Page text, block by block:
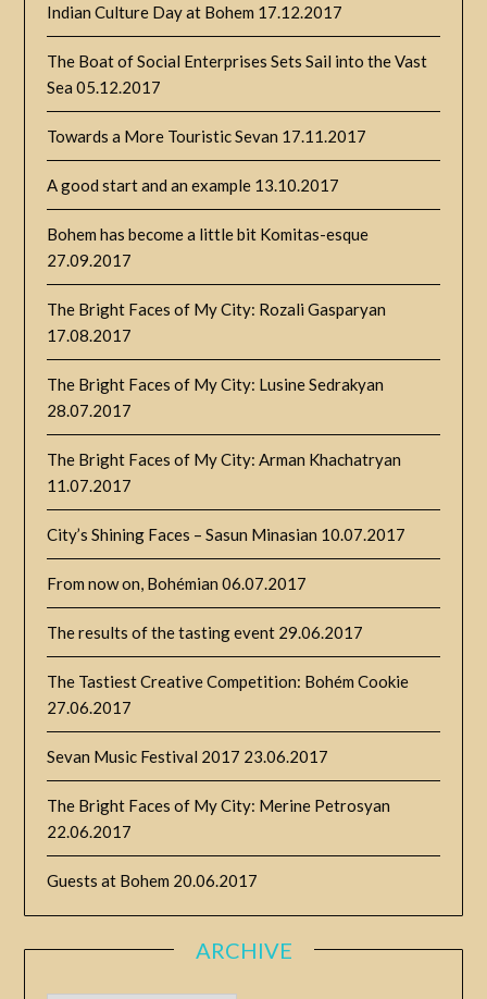
Indian Culture Day at Bohem 17.12.2017
The Boat of Social Enterprises Sets Sail into the Vast
Sea 05.12.2017
Towards a More Touristic Sevan 17.11.2017
A good start and an example 13.10.2017
Bohem has become a little bit Komitas-esque
27.09.2017
The Bright Faces of My City: Rozali Gasparyan
17.08.2017
The Bright Faces of My City: Lusine Sedrakyan
28.07.2017
The Bright Faces of My City: Arman Khachatryan
11.07.2017
City’s Shining Faces – Sasun Minasian 10.07.2017
From now on, Bohémian 06.07.2017
The results of the tasting event 29.06.2017
The Tastiest Creative Competition: Bohém Cookie
27.06.2017
Sevan Music Festival 2017 23.06.2017
The Bright Faces of My City: Merine Petrosyan
22.06.2017
Guests at Bohem 20.06.2017
ARCHIVE